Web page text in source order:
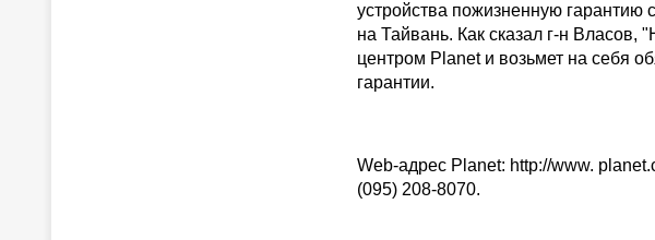
устройства пожизненную гарантию
на Тайвань. Как сказал г-н
центром Planet и возьмет на себя
гарантии.
Web-адрес Planet: http://www.
(095) 208-8070.